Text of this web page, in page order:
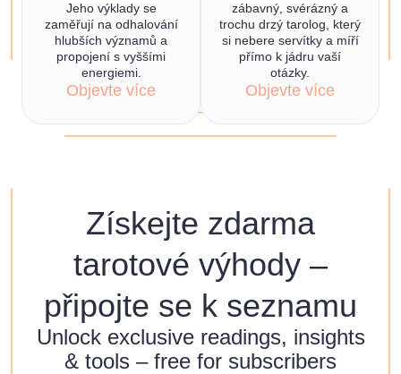
Jeho výklady se
zaměřují na odhalování
hlubších významů a
propojení s vyššími
energiemi.
Objevte více
zábavný, svérázný a
trochu drzý tarolog, který
si nebere servítky a míří
přímo k jádru vaší
otázky.
Objevte více
Získejte zdarma
tarotové výhody –
připojte se k seznamu
Unlock exclusive readings, insights
& tools – free for subscribers